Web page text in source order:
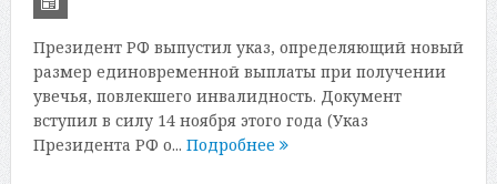
Президент РФ выпустил указ, определяющий новый
размер единовременной выплаты при получении
увечья, повлекшего инвалидность. Документ
вступил в силу 14 ноября этого года (Указ
Президента РФ о... Подробнее